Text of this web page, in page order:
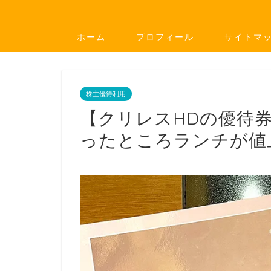
ホーム プロフィール サイトマ
株主優待利用
【クリレスHDの優待
ったところランチが